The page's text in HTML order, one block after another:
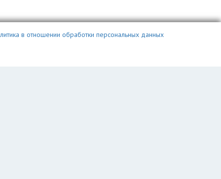
в отношении обработки персональных данных